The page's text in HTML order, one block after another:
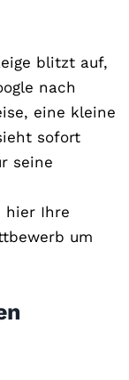
blitzt auf,
nach
eine kleine
sofort
seine
hier Ihre
um